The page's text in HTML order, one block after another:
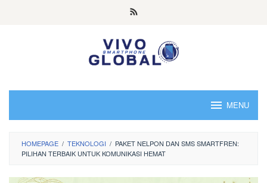
MENU
HOMEPAGE / TEKNOLOGI / PAKET NELPON DAN SMS SMARTFREN:
PILIHAN TERBAIK UNTUK KOMUNIKASI HEMAT